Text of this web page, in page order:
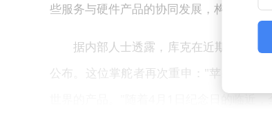
些服务与硬件产品的协同发展，构成了苹
据内部人士透露，库克在近期举行的
公布。这位掌舵者再次重申："苹果的
世界的产品。"随着4月1日纪念日的临近